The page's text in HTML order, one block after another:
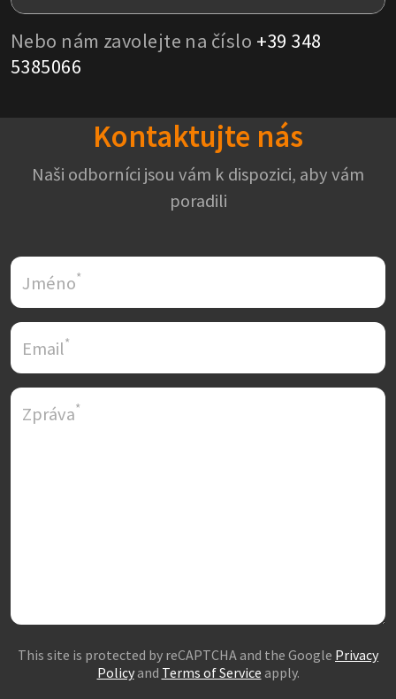
Nebo nám zavolejte na číslo +39 348
5385066
Kontaktujte nás
Naši odborníci jsou vám k dispozici, aby vám
poradili
Jméno*
Email*
Zpráva*
This site is protected by reCAPTCHA and the Google Privacy
Policyand Terms of Service apply.